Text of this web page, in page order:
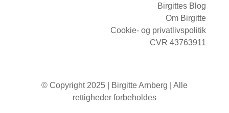
Birgittes Blog
Om Birgitte
Cookie- og privatlivspolitik
CVR 43763911
© Copyright 2025 | Birgitte Arnberg | Alle
rettigheder forbeholdes